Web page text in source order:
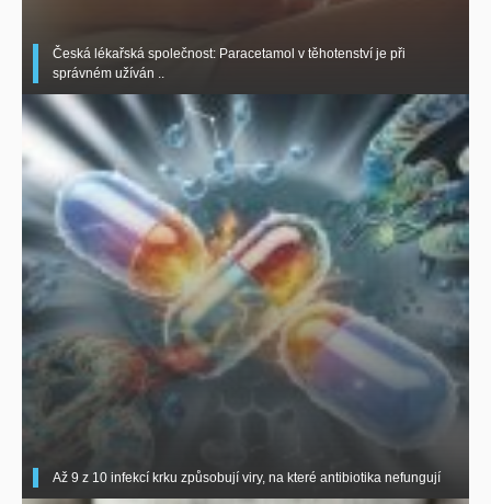
Česká lékařská společnost: Paracetamol v těhotenství je při
správném užíván ..
Až 9 z 10 infekcí krku způsobují viry, na které antibiotika nefungují